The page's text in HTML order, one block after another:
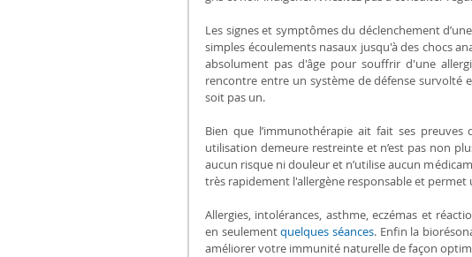
Les signes et symptômes du déclenchement
simples écoulements nasaux jusqu'à des chocs
absolument pas d'âge pour souffrir d'une
rencontre entre un système de défense survolté
soit pas un.
Bien que l’immunothérapie ait fait ses
utilisation demeure restreinte et n’est pas non
aucun risque ni douleur et n’utilise aucun
très rapidement l'allergène responsable et
Allergies, intolérances, asthme, eczémas et
en seulement quelques séances. Enfin la
améliorer votre immunité naturelle de façon